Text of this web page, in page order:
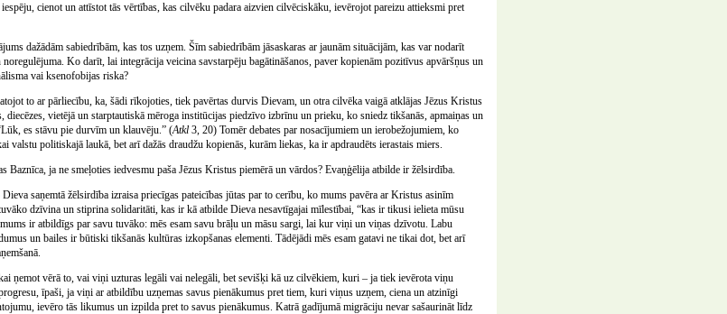
cienot un attīstot tās vērtības, kas cilvēku padara aizvien cilvēciskāku, ievērojot pareizu attieksmi pret
dažādām sabiedrībām, kas tos uzņem. Šīm sabiedrībām jāsaskaras ar jaunām situācijām, kas var nodarīt
Ko darīt, lai integrācija veicina savstarpēju bagātināšanos, paver kopienām pozitīvus apvāršņus un
vai ksenofobijas riska?
to ar pārliecību, ka, šādi rīkojoties, tiek pavērtas durvis Dievam, un otra cilvēka vaigā atklājas Jēzus Kristus
vietējā un starptautiskā mēroga institūcijas piedzīvo izbrīnu un prieku, ko sniedz tikšanās, apmaiņas un
es stāvu pie durvīm un klauvēju.” (Atkl 3, 20) Tomēr debates par nosacījumiem un ierobežojumiem, ko
valstu politiskajā laukā, bet arī dažās draudžu kopienās, kurām liekas, ka ir apdraudēts ierastais miers.
Baznīca, ja ne smeļoties iedvesmu paša Jēzus Kristus piemērā un vārdos? Evaņģēlija atbilde ir žēlsirdība.
saņemtā žēlsirdība izraisa priecīgas pateicības jūtas par to cerību, ko mums pavēra ar Kristus asinīm
dzīvina un stiprina solidaritāti, kas ir kā atbilde Dieva nesavtīgajai mīlestībai, “kas ir tikusi ielieta mūsu
ir atbildīgs par savu tuvāko: mēs esam savu brāļu un māsu sargi, lai kur viņi un viņas dzīvotu. Labu
un bailes ir būtiski tikšanās kultūras izkopšanas elementi. Tādējādi mēs esam gatavi ne tikai dot, bet arī
ņemot vērā to, vai viņi uzturas legāli vai nelegāli, bet sevišķi kā uz cilvēkiem, kuri – ja tiek ievērota viņu
īpaši, ja viņi ar atbildību uzņemas savus pienākumus pret tiem, kuri viņus uzņem, ciena un atzinīgi
ievēro tās likumus un izpilda pret to savus pienākumus. Katrā gadījumā migrāciju nevar sašaurināt līdz